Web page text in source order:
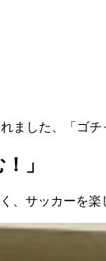
ました、「ゴ
」
、サッカーを